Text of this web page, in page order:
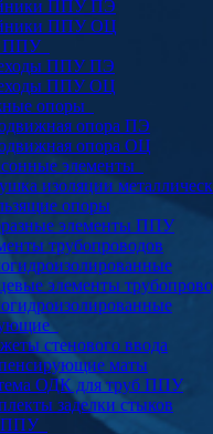
ППУ ПЭ
ППУ ОЦ
ППУ
ППУ ПЭ
ППУ ОЦ
опоры
опора ПЭ
опора ОЦ
элементы
изоляции
опоры
элементы ППУ
трубопроводов
элементы
стенового ввода
маты
ОДК для труб ППУ
заделки стыков
ППУ